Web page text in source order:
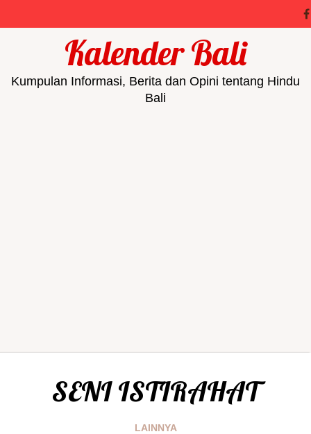
Kalender Bali
Kumpulan Informasi, Berita dan Opini tentang Hindu
Bali
SENI ISTIRAHAT
LAINNYA